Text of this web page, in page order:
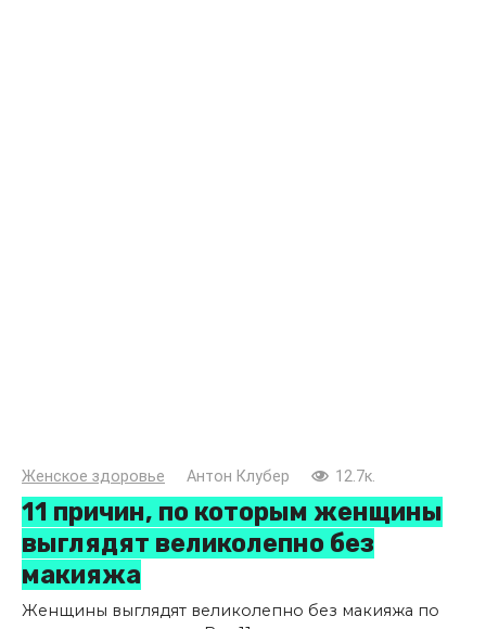
Женское здоровье Антон Клубер 12.7к.
11 причин, по которым женщины
выглядят великолепно без
макияжа
Женщины выглядят великолепно без макияжа по